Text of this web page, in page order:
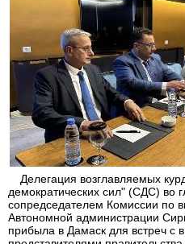
Делегация возглавляемых
демократических сил" (СДС) во
сопредседателем Комиссии по
Автономной администрации
прибыла в Дамаск для встреч с